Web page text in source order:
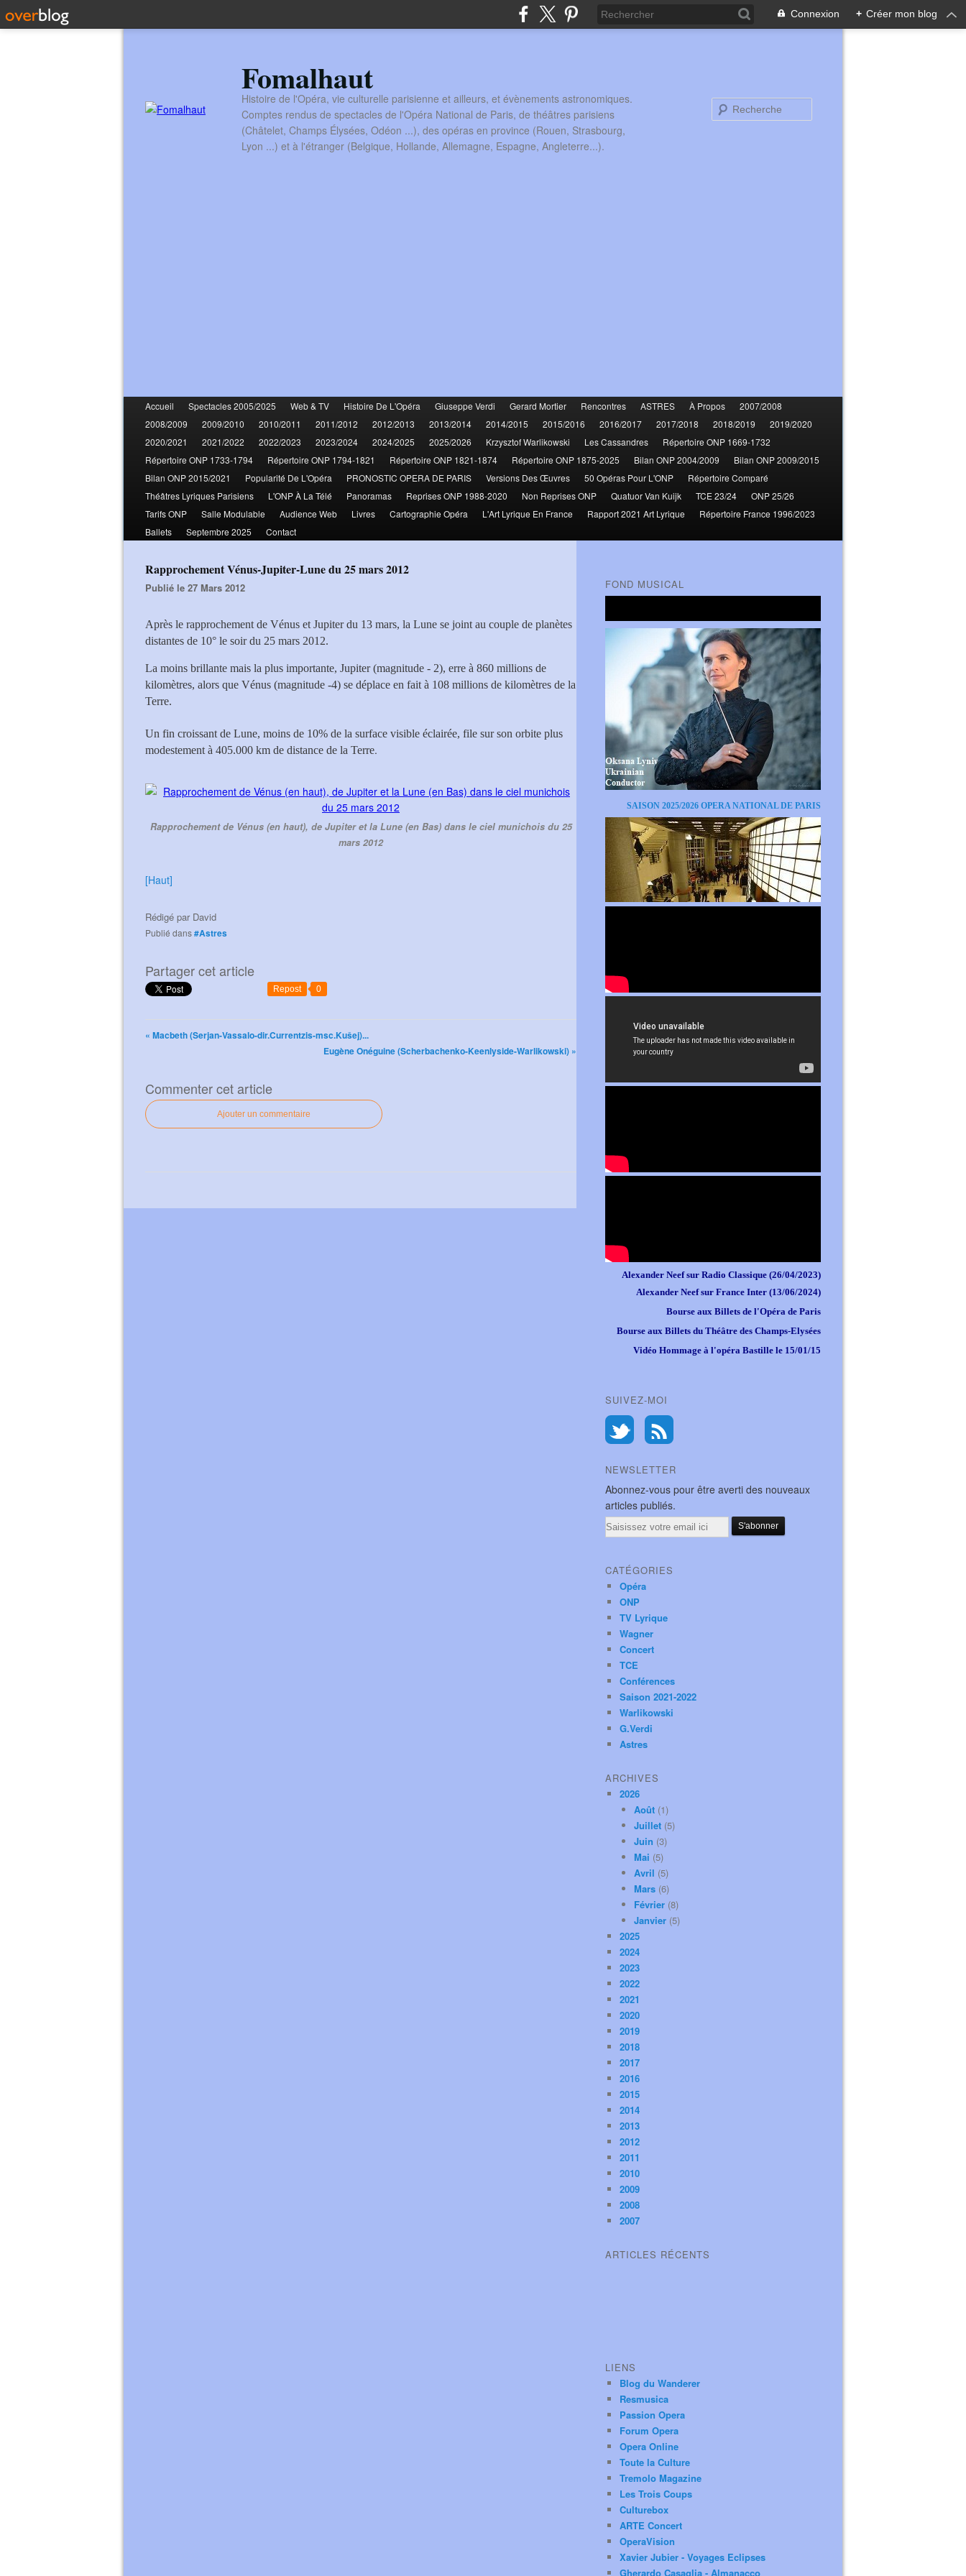
Connexion + Créer mon blog
Fomalhaut
Histoire de l'Opéra, vie culturelle parisienne et ailleurs, et évènements astronomiques.
Comptes rendus de spectacles de l'Opéra National de Paris, de théâtres parisiens
(Châtelet, Champs Élysées, Odéon ...), des opéras en province (Rouen, Strasbourg,
Lyon ...) et à l'étranger (Belgique, Hollande, Allemagne, Espagne, Angleterre...).
Accueil Spectacles 2005/2025 Web & TV Histoire De L'Opéra Giuseppe Verdi Gerard Mortier Rencontres ASTRES À Propos
2007/2008
2008/2009
2009/2010 2010/2011 2011/2012 2012/2013 2013/2014 2014/2015 2015/2016 2016/2017 2017/2018 2018/2019
2019/2020
2020/2021
2021/2022 2022/2023 2023/2024 2024/2025 2025/2026 Krzysztof Warlikowski Les Cassandres
Répertoire ONP 1669-1732
Répertoire ONP 1733-1794
Répertoire ONP 1794-1821 Répertoire ONP 1821-1874 Répertoire ONP 1875-2025 Bilan ONP 2004/2009
Bilan ONP 2009/2015
Bilan ONP 2015/2021
Popularité De L'Opéra PRONOSTIC OPERA DE PARIS Versions Des Œuvres 50 Opéras Pour L'ONP
Répertoire Comparé
Théâtres Lyriques Parisiens
L'ONP À La Télé Panoramas Reprises ONP 1988-2020 Non Reprises ONP Quatuor Van Kuijk TCE 23/24
ONP 25/26
Tarifs ONP
Salle Modulable Audience Web Livres Cartographie Opéra L'Art Lyrique En France Rapport 2021 Art Lyrique
Répertoire France 1996/2023
Ballets
Septembre 2025 Contact
Rapprochement Vénus-Jupiter-Lune du 25 mars 2012
Publié le 27 Mars 2012
Après le rapprochement de Vénus et Jupiter du 13 mars, la Lune se joint au couple de planètes
distantes de 10° le soir du 25 mars 2012.
La moins brillante mais la plus importante, Jupiter (magnitude - 2), erre à 860 millions de
kilomètres, alors que Vénus (magnitude -4) se déplace en fait à 108 millions de kilomètres de la
Terre.
Un fin croissant de Lune, moins de 10% de la surface visible éclairée, file sur son orbite plus
modestement à 405.000 km de distance de la Terre.
Rapprochement de Vénus (en haut), de Jupiter et la Lune (en Bas) dans le ciel munichois du 25
mars 2012
[Haut]
Rédigé par David
Publié dans#Astres
Partager cet article
Repost 0
« Macbeth (Serjan-Vassalo-dir.Currentzis-msc.Kušej)...
Eugène Onéguine (Scherbachenko-Keenlyside-Warlikowski) »
Commenter cet article
Ajouter un commentaire
FOND MUSICAL
SAISON 2025/2026 OPERA NATIONAL DE PARIS
Alexander Neef sur Radio Classique (26/04/2023)
Alexander Neef sur France Inter (13/06/2024)
Bourse aux Billets de l'Opéra de Paris
Bourse aux Billets du Théâtre des Champs-Elysées
Vidéo Hommage à l'opéra Bastille le 15/01/15
SUIVEZ-MOI
NEWSLETTER
Abonnez-vous pour être averti des nouveaux
articles publiés.
Email
CATÉGORIES
Opéra
ONP
TV Lyrique
Wagner
Concert
TCE
Conférences
Saison 2021-2022
Warlikowski
G.Verdi
Astres
ARCHIVES
2026
Août (1)
Juillet (5)
Juin (3)
Mai (5)
Avril (5)
Mars (6)
Février (8)
Janvier (5)
2025
2024
2023
2022
2021
2020
2019
2018
2017
2016
2015
2014
2013
2012
2011
2010
2009
2008
2007
ARTICLES RÉCENTS
LIENS
Blog du Wanderer
Resmusica
Passion Opera
Forum Opera
Opera Online
Toute la Culture
Tremolo Magazine
Les Trois Coups
Culturebox
ARTE Concert
OperaVision
Xavier Jubier - Voyages Eclipses
Gherardo Casaglia - Almanacco